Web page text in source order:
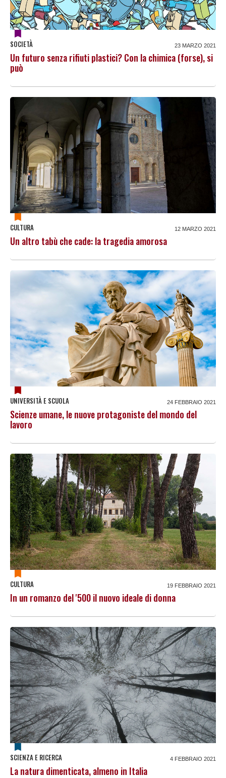
SOCIETÀ 23 MARZO 2021
Un futuro senza rifiuti plastici? Con la chimica (forse), si
può
CULTURA 12 MARZO 2021
Un altro tabù che cade: la tragedia amorosa
UNIVERSITÀ E SCUOLA 24 FEBBRAIO 2021
Scienze umane, le nuove protagoniste del mondo del
lavoro
CULTURA 19 FEBBRAIO 2021
In un romanzo del '500 il nuovo ideale di donna
SCIENZA E RICERCA 4 FEBBRAIO 2021
La natura dimenticata, almeno in Italia